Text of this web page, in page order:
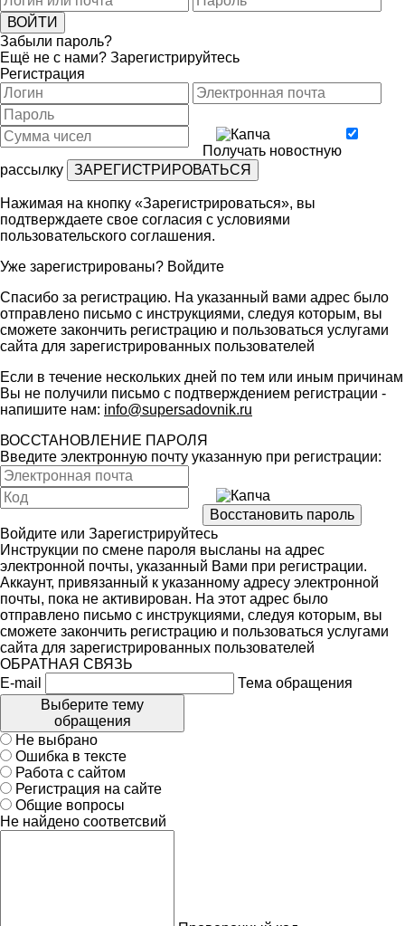
Забыли пароль?
Ещё не с нами? Зарегистрируйтесь
Регистрация
Получать новостную
рассылку
Нажимая на кнопку «Зарегистрироваться», вы
подтверждаете свое согласия с условиями
пользовательского соглашения.
Уже зарегистрированы? Войдите
Спасибо за регистрацию. На указанный вами адрес было
отправлено письмо с инструкциями, следуя которым, вы
сможете закончить регистрацию и пользоваться услугами
сайта для зарегистрированных пользователей
Если в течение нескольких дней по тем или иным причинам
Вы не получили письмо с подтверждением регистрации -
напишите нам: info@supersadovnik.ru
ВОССТАНОВЛЕНИЕ ПАРОЛЯ
Введите электронную почту указанную при регистрации:
Войдите или Зарегистрируйтесь
Инструкции по смене пароля высланы на адрес
электронной почты, указанный Вами при регистрации.
Аккаунт, привязанный к указанному адресу электронной
почты, пока не активирован. На этот адрес было
отправлено письмо с инструкциями, следуя которым, вы
сможете закончить регистрацию и пользоваться услугами
сайта для зарегистрированных пользователей
ОБРАТНАЯ СВЯЗЬ
E-mail
Тема обращения
Выберите тему
обращения
Не выбрано
Ошибка в тексте
Работа с сайтом
Регистрация на сайте
Общие вопросы
Не найдено соответсвий